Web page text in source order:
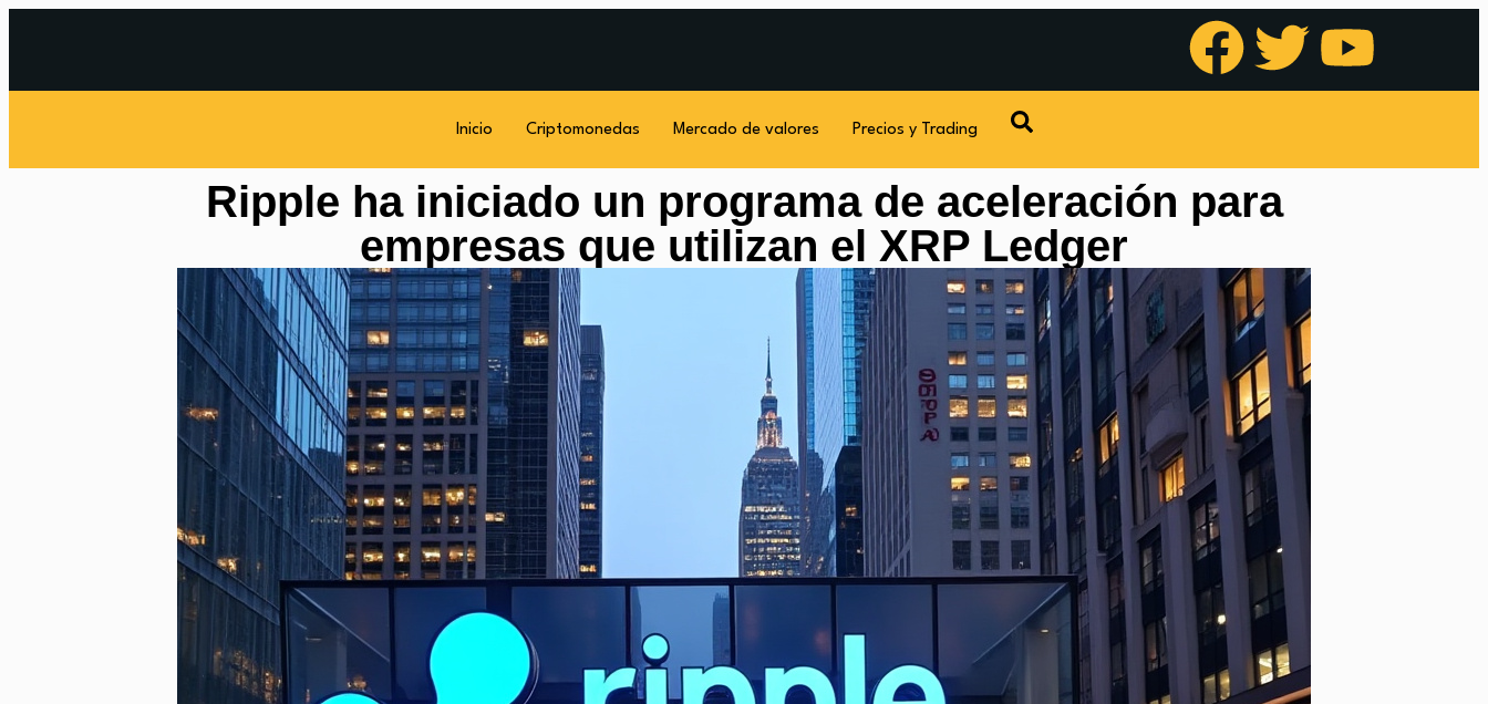
Inicio Criptomonedas Mercado de valores Precios y Trading
Ripple ha iniciado un programa de aceleración para
empresas que utilizan el XRP Ledger